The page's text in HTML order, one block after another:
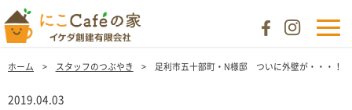
ホーム スタッフのつぶやき 足利市五十部町・N様邸 ついに外壁が・・・！
2019.04.03